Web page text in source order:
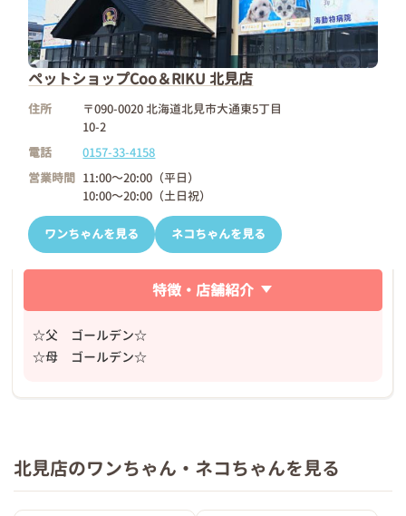
ペットショップCoo＆RIKU 北見店
住所
〒090-0020 北海道北見市大通東5丁目
10-2
電話
0157-33-4158
営業時間 11:00～20:00（平日）
10:00～20:00（土日祝）
ワンちゃんを見る ネコちゃんを見る
特徴・店舗紹介
☆父 ゴールデン☆
☆母 ゴールデン☆
北見店のワンちゃん・ネコちゃんを見る